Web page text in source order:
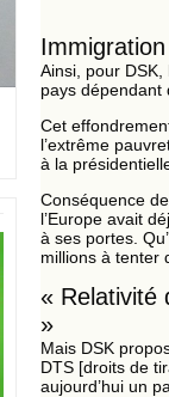
Ainsi, pour
pays dépendant
Cet
l’extrême
à la
Conséquence
l’Europe avait
à ses portes.
millions à tenter
« Relativité
»
Mais DSK
DTS [droits de
aujourd’hui un